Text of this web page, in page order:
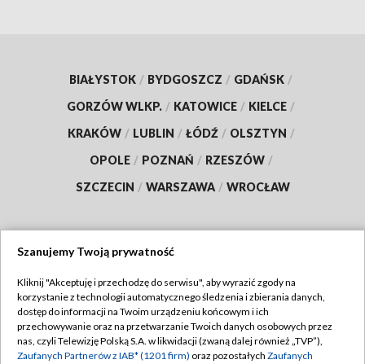
BIAŁYSTOK / BYDGOSZCZ / GDAŃSK /
GORZÓW WLKP. / KATOWICE / KIELCE /
KRAKÓW / LUBLIN / ŁÓDŹ / OLSZTYN /
OPOLE / POZNAŃ / RZESZÓW /
SZCZECIN / WARSZAWA / WROCŁAW
TVP
Abonament TVP
Emisja w TVP
Regulamin TVP
Polityka prywatności
Szanujemy Twoją prywatność
Kliknij "Akceptuję i przechodzę do serwisu", aby wyrazić zgody na
korzystanie z technologii automatycznego śledzenia i zbierania danych,
dostęp do informacji na Twoim urządzeniu końcowym i ich
przechowywanie oraz na przetwarzanie Twoich danych osobowych przez
nas, czyli Telewizję Polską S.A. w likwidacji (zwaną dalej również „TVP”),
Zaufanych Partnerów z IAB* (1201 firm) oraz pozostałych Zaufanych